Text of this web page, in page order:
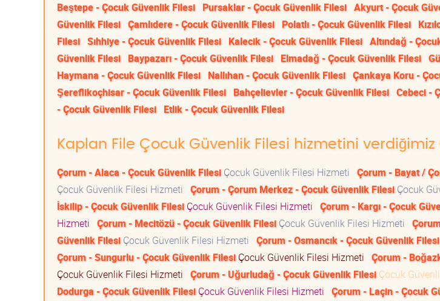
Beştepe - Çocuk Güvenlik Filesi Pursaklar - Çocuk Güvenlik Filesi Akyurt - Çocuk
Güvenlik Filesi Çamlıdere - Çocuk Güvenlik Filesi Polatlı - Çocuk Güvenlik Filesi
Filesi Sıhhiye - Çocuk Güvenlik Filesi Kalecik - Çocuk Güvenlik Filesi Altındağ -
Güvenlik Filesi Baypazarı - Çocuk Güvenlik Filesi Elmadağ - Çocuk Güvenlik Filesi
Haymana - Çocuk Güvenlik Filesi Nallıhan - Çocuk Güvenlik Filesi Çankaya Koru -
Şereflikoçhisar - Çocuk Güvenlik Filesi Bahçelievler - Çocuk Güvenlik Filesi Cebeci -
- Çocuk Güvenlik Filesi Etlik - Çocuk Güvenlik Filesi
Kaplan File Çocuk Güvenlik Filesi hizmetini
Çorum - Alaca - Çocuk Güvenlik FilesiÇocuk Güvenlik Filesi Hizmeti Çorum - Bayat /
Çocuk Güvenlik Filesi Hizmeti Çorum - Çorum Merkez - Çocuk Güvenlik FilesiÇocuk
İskilip - Çocuk Güvenlik FilesiÇocuk Güvenlik Filesi Hizmeti Çorum - Kargı - Çocuk
Hizmeti Çorum - Mecitözü - Çocuk Güvenlik FilesiÇocuk Güvenlik Filesi Hizmeti
Güvenlik FilesiÇocuk Güvenlik Filesi Hizmeti Çorum - Osmancık - Çocuk Güvenlik Filesi
Çorum - Sungurlu - Çocuk Güvenlik FilesiÇocuk Güvenlik Filesi Hizmeti Çorum -
Çocuk Güvenlik Filesi Hizmeti Çorum - Uğurludağ - Çocuk Güvenlik FilesiÇocuk
Dodurga - Çocuk Güvenlik FilesiÇocuk Güvenlik Filesi Hizmeti Çorum - Laçin - Çocuk